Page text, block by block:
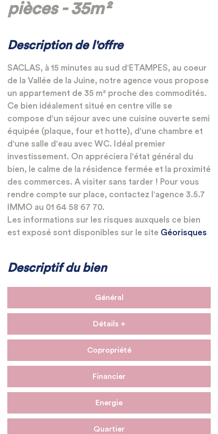
pièces - 35m²
Description de l'offre
SACLAS, à 15 minutes au sud d'ETAMPES, au coeur
de la Vallée de la Juine, notre agence vous propose
un appartement de 35 m² proche des commodités.
Ce bien idéalement situé en centre ville se
compose d'un séjour avec une cuisine ouverte semi
équipée (plaque, four et hotte), d'une chambre et
d'une salle d'eau avec WC. Idéal premier
investissement. On appréciera l'état général du
bien, le calme de la résidence fermée et la proximité
des commerces. A visiter sans tarder ! Pour vous
rendre compte sur place, contactez l'agence 3.5.7
IMMO au 01 64 58 67 70.
Les informations sur les risques auxquels ce bien
est exposé sont disponibles sur le site Géorisques
Descriptif du bien
Général
Détails +
Copropriété
Financier
Energie
Quartier